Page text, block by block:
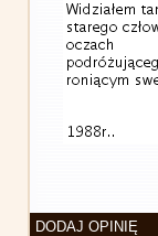
DODAJ OPINIĘ